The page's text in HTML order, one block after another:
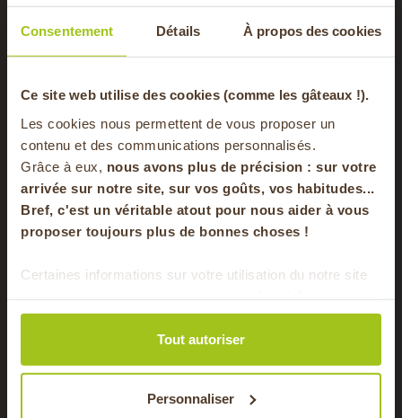
Consentement Détails À propos des cookies
Ce site web utilise des cookies (comme les gâteaux !).
Les cookies nous permettent de vous proposer un
contenu et des communications personnalisés.
Grâce à eux, nous avons plus de précision : sur votre
arrivée sur notre site, sur vos goûts, vos habitudes...
Bref, c'est un véritable atout pour nous aider à vous
proposer toujours plus de bonnes choses !
Certaines informations sur votre utilisation du notre site
de publicité et d'analyse. Ces données peuvent être
combinées avec d'autres informations que vous leur
avez fournies ou qu'ils ont collectées lors de votre
Tout autoriser
Personnaliser
Ambrée à l'orge BIO
Brasserie Dulion, brasseur -
Rillieux-la-Pape (69)
7,00 €/ 75 cl
Ajouter au panier
Neipa au seigle BIO
Brasserie Dulion, brasseur -
Rillieux-la-Pape (69)
8,53 €/ pièce
Ajouter au panier
BIO BIO
-20% offerts sur
votre panier
en vous inscrivant à notre newsletter
Pour faire le plein chaque semaine de bons
produits locaux & de saison !